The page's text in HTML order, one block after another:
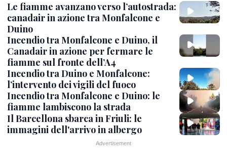
Le fiamme avanzano verso l’autostrada:
canadair in azione tra Monfalcone e
Duino
Incendio tra Monfalcone e Duino, il
Canadair in azione per fermare le
fiamme sul fronte dell’A4
Incendio tra Duino e Monfalcone:
l’intervento dei vigili del fuoco
Incendio tra Monfalcone e Duino: le
fiamme lambiscono la strada
Il Barcellona sbarca in Friuli: le
immagini dell'arrivo in albergo